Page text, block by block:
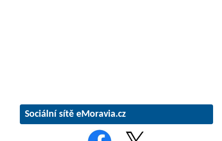
Sociální sítě eMoravia.cz